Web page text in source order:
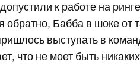
к работе на
обратно, Бабба в шоке от
выступать в
что не моет быть